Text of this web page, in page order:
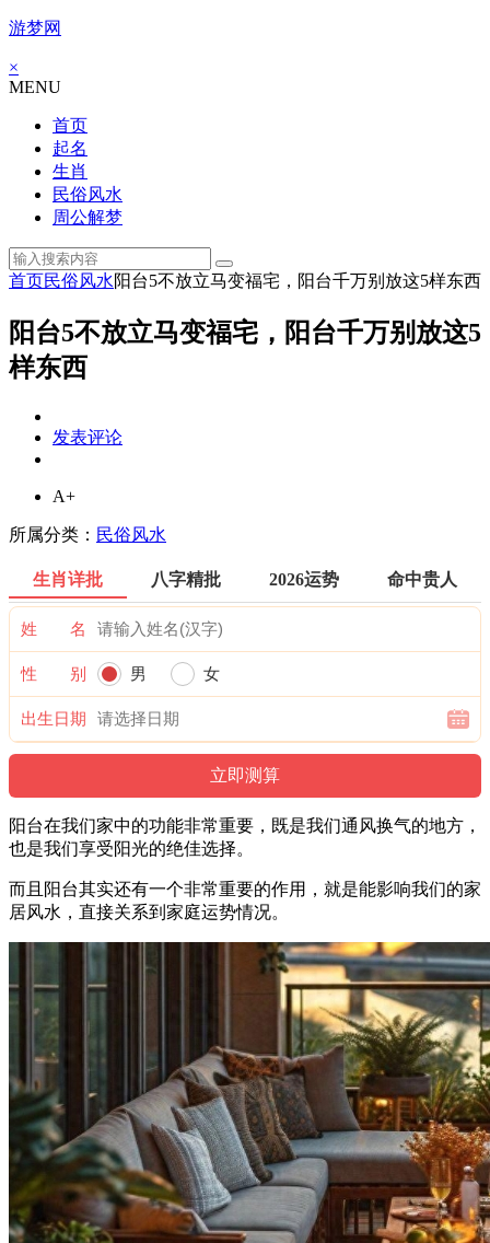
游梦网
×
MENU
首页
起名
生肖
民俗风水
周公解梦
首页民俗风水阳台5不放立马变福宅，阳台千万别放这5样东西
阳台5不放立马变福宅，阳台千万别放这5
样东西
发表评论
A+
所属分类： 民俗风水
生肖详批 八字精批 2026运势 命中贵人
姓 名
性 别 男 女
出生日期
阳台在我们家中的功能非常重要，既是我们通风换气的地方，
也是我们享受阳光的绝佳选择。
而且阳台其实还有一个非常重要的作用，就是能影响我们的家
居风水，直接关系到家庭运势情况。